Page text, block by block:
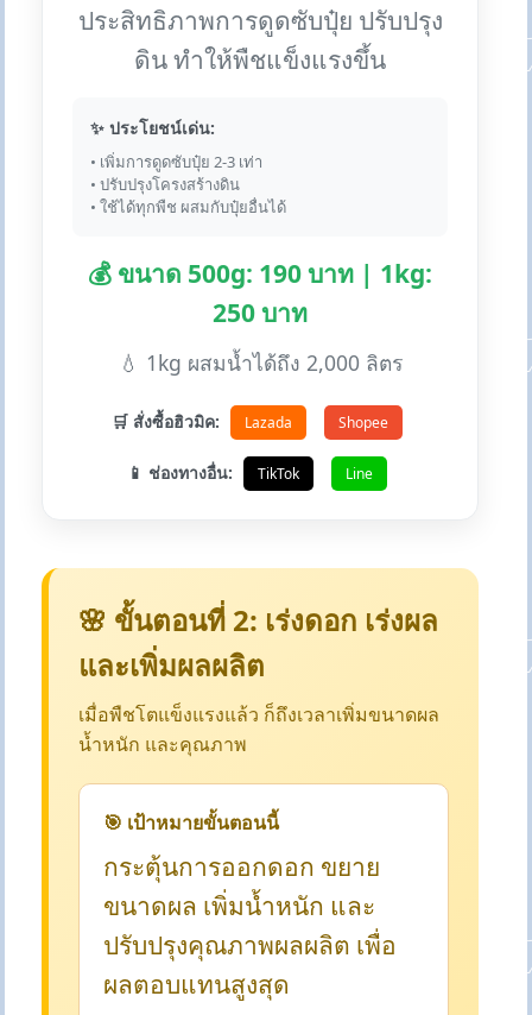
ประสิทธิภาพการดูดซับปุ๋ย ปรับปรุง
ดิน ทำให้พืชแข็งแรงขึ้น
✨ ประโยชน์เด่น:
• เพิ่มการดูดซับปุ๋ย 2-3 เท่า
• ปรับปรุงโครงสร้างดิน
• ใช้ได้ทุกพืช ผสมกับปุ๋ยอื่นได้
💰 ขนาด 500g: 190 บาท | 1kg:
250 บาท
💧 1kg ผสมน้ำได้ถึง 2,000 ลิตร
🛒 สั่งซื้อฮิวมิค: Lazada Shopee
📱 ช่องทางอื่น: TikTok Line
🌸 ขั้นตอนที่ 2: เร่งดอก เร่งผล
และเพิ่มผลผลิต
เมื่อพืชโตแข็งแรงแล้ว ก็ถึงเวลาเพิ่มขนาดผล
น้ำหนัก และคุณภาพ
🎯 เป้าหมายขั้นตอนนี้
กระตุ้นการออกดอก ขยาย
ขนาดผล เพิ่มน้ำหนัก และ
ปรับปรุงคุณภาพผลผลิต เพื่อ
ผลตอบแทนสูงสุด